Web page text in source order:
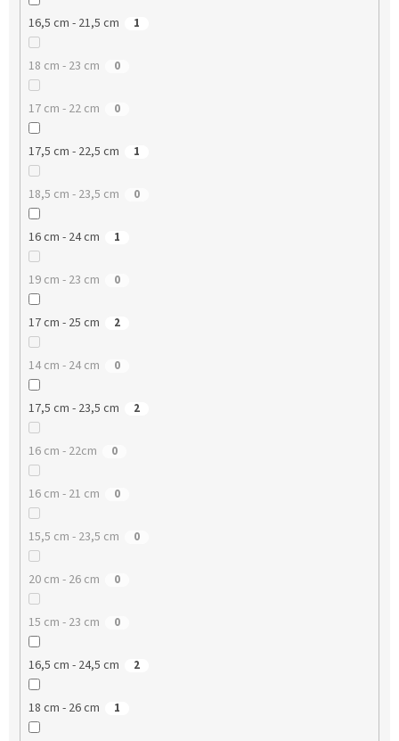
16,5 cm - 21,5 cm 1
18 cm - 23 cm 0
17 cm - 22 cm 0
17,5 cm - 22,5 cm 1
18,5 cm - 23,5 cm 0
16 cm - 24 cm 1
19 cm - 23 cm 0
17 cm - 25 cm 2
14 cm - 24 cm 0
17,5 cm - 23,5 cm 2
16 cm - 22cm 0
16 cm - 21 cm 0
15,5 cm - 23,5 cm 0
20 cm - 26 cm 0
15 cm - 23 cm 0
16,5 cm - 24,5 cm 2
18 cm - 26 cm 1